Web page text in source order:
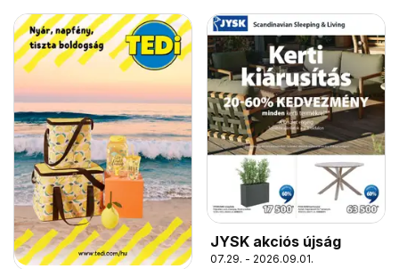
JYSK akciós újság
07.29. - 2026.09.01.